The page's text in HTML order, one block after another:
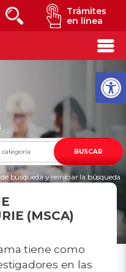
Trámites
en línea
BUSCAR
búsqueda y reiniciar la búsqueda
(MSCA)
tiene como
en las